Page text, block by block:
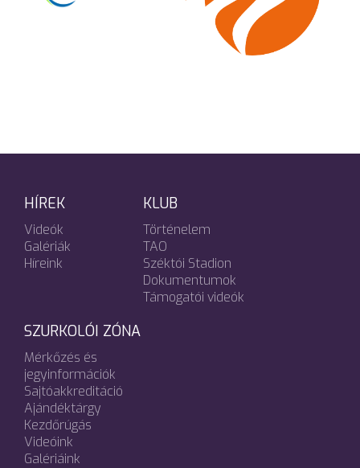
HÍREK
Videók
Galériák
Híreink
KLUB
Történelem
TAO
Széktói Stadion
Dokumentumok
Támogatói videók
SZURKOLÓI ZÓNA
Mérkőzés és
jegyinformációk
Sajtóakkreditáció
Ajándéktárgy
Kezdőrúgás
Videóink
Galériáink